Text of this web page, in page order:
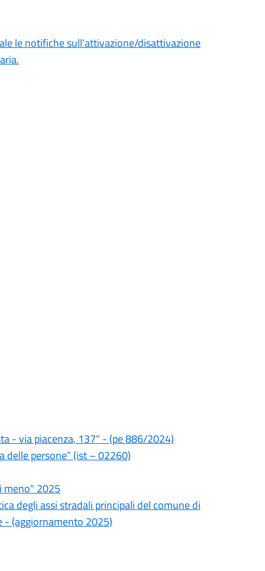
le notifiche sull'attivazione/disattivazione
- via piacenza, 137" - (pe 886/2024)
delle persone” (ist – 02260)
meno" 2025
degli assi stradali principali del comune di
(aggiornamento 2025)